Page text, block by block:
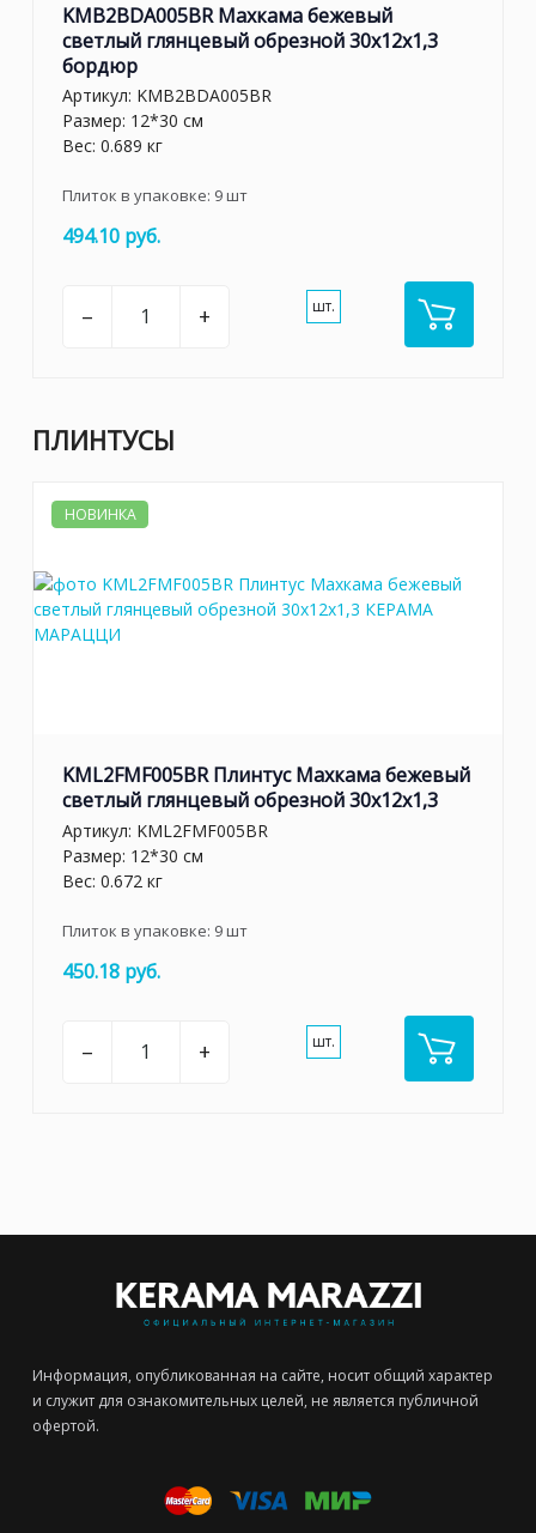
KMB2BDA005BR Махкама бежевый
светлый глянцевый обрезной 30x12x1,3
бордюр
Артикул: KMB2BDA005BR
Размер: 12*30 см
Вес: 0.689 кг
Плиток в упаковке: 9шт
494.10 руб.
– + шт.
ПЛИНТУСЫ
НОВИНКА
KML2FMF005BR Плинтус Махкама бежевый
светлый глянцевый обрезной 30x12x1,3
Артикул: KML2FMF005BR
Размер: 12*30 см
Вес: 0.672 кг
Плиток в упаковке: 9шт
450.18 руб.
– + шт.
Информация, опубликованная на сайте, носит общий характер
и служит для ознакомительных целей, не является публичной
офертой.